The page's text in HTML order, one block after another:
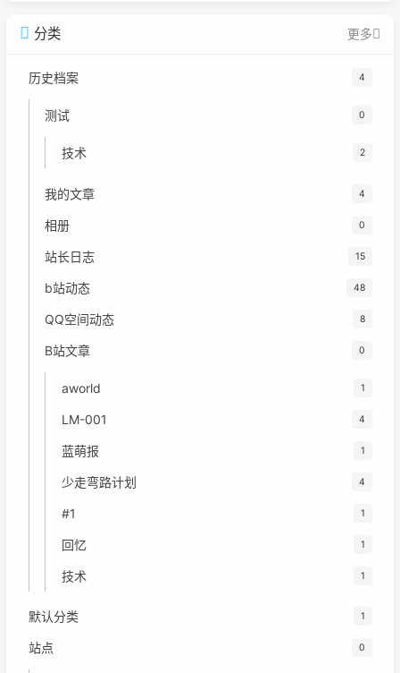
分类 更多
历史档案 4
测试 0
技术 2
我的文章 4
相册 0
站长日志 15
b站动态 48
QQ空间动态 8
B站文章 0
aworld 1
LM-001 4
蓝萌报 1
少走弯路计划 4
#1 1
回忆 1
技术 1
默认分类 1
站点 0